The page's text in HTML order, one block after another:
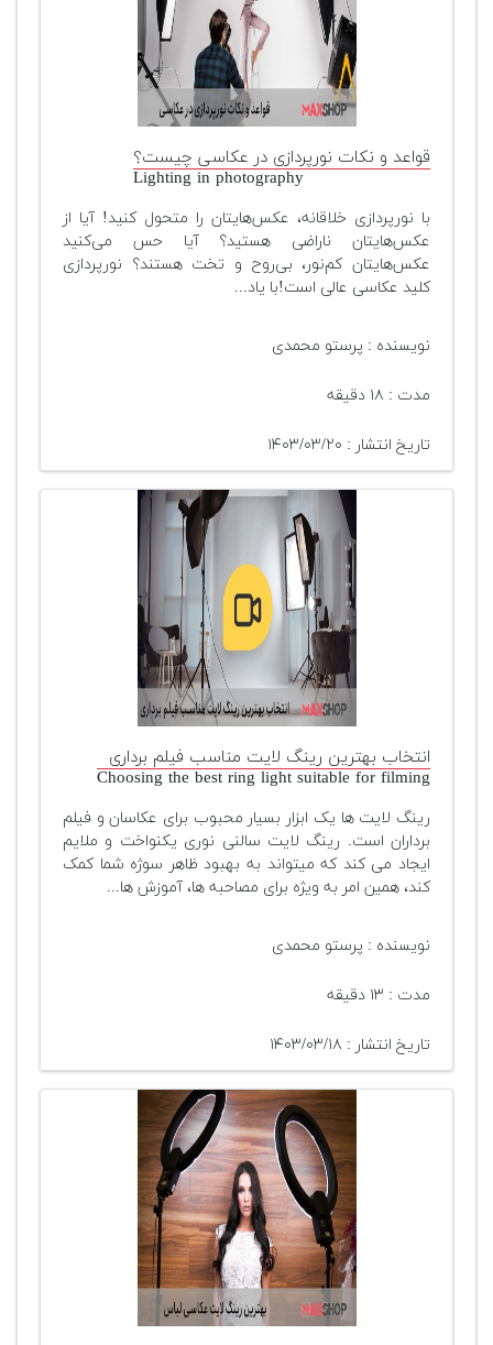
قواعد و نکات نورپردازی در عکاسی چیست؟
Lighting in photography
با نورپردازی خلاقانه، عکس‌هایتان را متحول کنید! آیا از
عکس‌هایتان ناراضی هستید؟ آیا حس می‌کنید
عکس‌هایتان کم‌نور، بی‌روح و تخت هستند؟ نورپردازی
کلید عکاسی عالی است!با یاد...
نویسنده : پرستو محمدی
مدت : ۱۸ دقیقه
تاریخ انتشار : ۱۴۰۳/۰۳/۲۰
انتخاب بهترین رینگ لایت مناسب فیلم برداری
Choosing the best ring light suitable for filming
رینگ لایت ها یک ابزار بسیار محبوب برای عکاسان و فیلم
برداران است. رینگ لایت سالنی نوری یکنواخت و ملایم
ایجاد می کند که میتواند به بهبود ظاهر سوژه شما کمک
کند، همین امر به ویژه برای مصاحبه ها، آموزش ها...
نویسنده : پرستو محمدی
مدت : ۱۳ دقیقه
تاریخ انتشار : ۱۴۰۳/۰۳/۱۸